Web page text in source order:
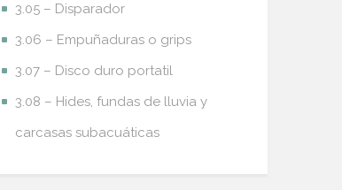
3.05 – Disparador
3.06 – Empuñaduras o grips
3.07 – Disco duro portatil
3.08 – Hides, fundas de lluvia y
carcasas subacuáticas